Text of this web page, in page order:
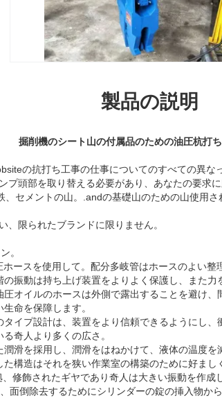
製品の説明
掘削機のシート山の付属品のための油圧杭打
の抗打ち工事の仕事についてのすべての異
プ頭部を取り替える必要があり、あなたの要求に
、セメントの山。.andの基礎山のための山使用
、限られたブランドに限りません。
。
ースを使用して。配分多岐管はホースのよい整
振動は持ち上げ装置をよりよく保護し、また力
オイルのホースは外側で露出することを避け、
命を保障します。
イプ設計は、装置をより信頼できるようにし、
奇人より多くの広さ。
滑を採用し、潤滑をはねかけて、液体の温度を
構造はそれを狭い作業室の構築のために好まし
修飾されたギヤであり奇人は大きい振動を作成
面倒除去するためにシリンダーの錠の挿入物から